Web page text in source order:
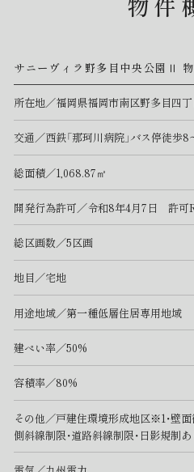
サニーヴィラ野多目中央公園Ⅱ
所在地／福岡県福岡市南区野多目四
交通／西鉄「那珂川病院」バス停徒歩8
総面積／1,068.87㎡
開発行為許可／令和8年4月7日 許可
総区画数／5区画
地目／宅地
用途地域／第一種低層住居専用地域
建ぺい率／50%
容積率／80%
その他／戸建住環境形成地区※1・壁面
側斜線制限・道路斜線制限・日影規制あ